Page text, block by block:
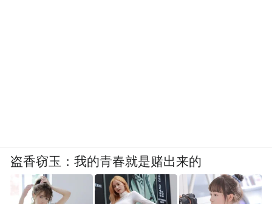
盗香窃玉：我的青春就是赌出来的